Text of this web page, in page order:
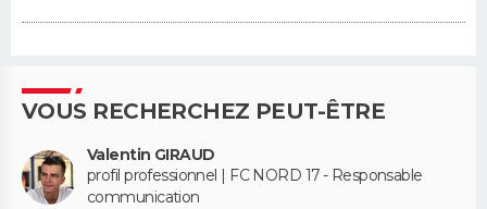
VOUS RECHERCHEZ PEUT-ÊTRE
Valentin GIRAUD
profil professionnel | FC NORD 17 - Responsable
communication